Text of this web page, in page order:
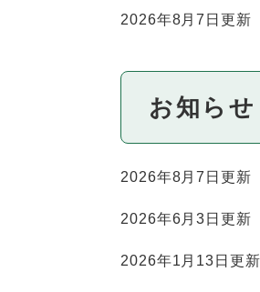
2026年8月7日更新
お知らせ
2026年8月7日更新
2026年6月3日更新
2026年1月13日更新